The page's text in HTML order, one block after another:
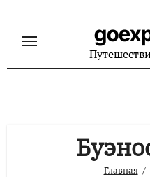
содержанию
Главная